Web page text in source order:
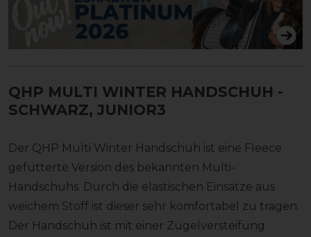
QHP MULTI WINTER HANDSCHUH -
SCHWARZ, JUNIOR3
Der QHP Multi Winter Handschuh ist eine Fleece
gefütterte Version des bekannten Multi-
Handschuhs. Durch die elastischen Einsätze aus
weichem Stoff ist dieser sehr komfortabel zu tragen.
Der Handschuh ist mit einer Zügelversteifung